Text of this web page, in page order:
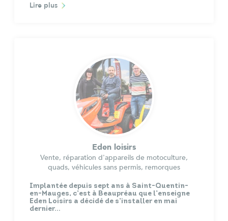
Lire plus
Eden loisirs
Vente, réparation d'appareils de motoculture,
quads, véhicules sans permis, remorques
Implantée depuis sept ans à Saint-Quentin-
en-Mauges, c’est à Beaupréau que l’enseigne
Eden Loisirs a décidé de s’installer en mai
dernier…